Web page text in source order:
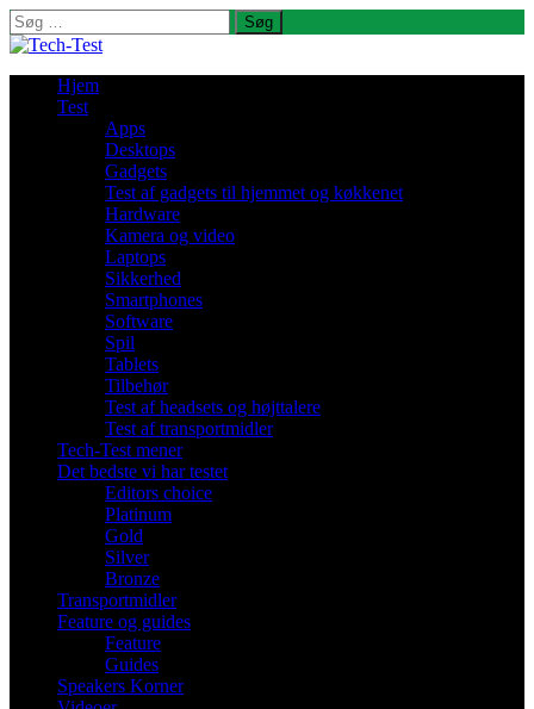
Søg
efter:
Hjem
Test
Apps
Desktops
Gadgets
Test af gadgets til hjemmet og køkkenet
Hardware
Kamera og video
Laptops
Sikkerhed
Smartphones
Software
Spil
Tablets
Tilbehør
Test af headsets og højttalere
Test af transportmidler
Tech-Test mener
Det bedste vi har testet
Editors choice
Platinum
Gold
Silver
Bronze
Transportmidler
Feature og guides
Feature
Guides
Speakers Korner